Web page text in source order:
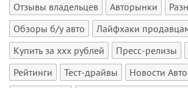
Отзывы владельцев
Авторынки
Обзоры б/у авто
Лайфхаки
Купить за xxx рублей
Пресс-релизы
Рейтинги
Тест-драйвы
Новости